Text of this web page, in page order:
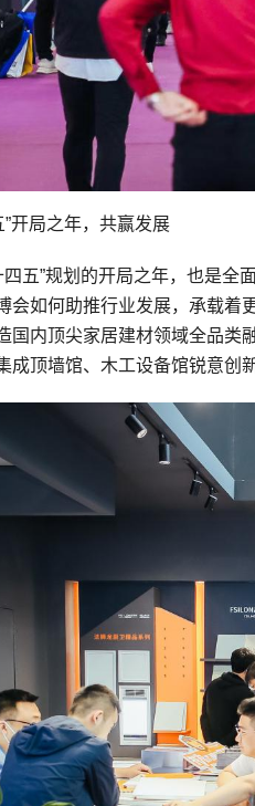
”开局之年，共赢发展
四五”规划的开局之年，也是
会如何助推行业发展，承载
国内顶尖家居建材领域全品类
成顶墙馆、木工设备馆锐意创新